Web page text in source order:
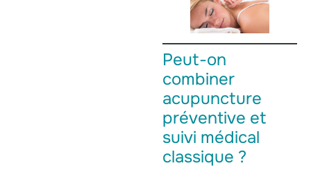
Peut-on
combiner
acupuncture
préventive et
suivi médical
classique ?